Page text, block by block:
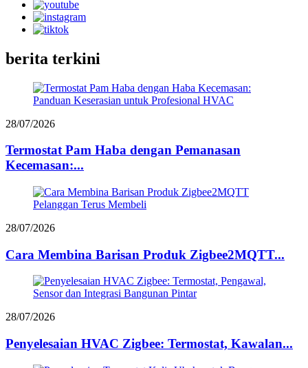
berita terkini
28/07/2026
Termostat Pam Haba dengan Pemanasan
Kecemasan:...
28/07/2026
Cara Membina Barisan Produk Zigbee2MQTT...
28/07/2026
Penyelesaian HVAC Zigbee: Termostat, Kawalan...